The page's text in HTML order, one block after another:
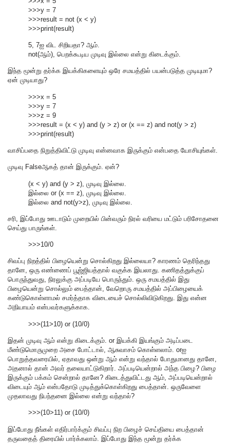
>>>y = 7
>>>result = not (x < y)
>>>print(result)
5, 7ஐ விட சிறியதா? ஆம்.
not(ஆம்), பெறக்கூடிய முடிவு இல்லை என்று கிடைக்கும்.
இந்த மூன்று தர்க்க இயக்கிகளையும் ஒரே சமயத்தில் பயன்படுத்த முடியுமா?
ஏன் முடியாது?
>>>x = 5
>>>y = 7
>>>z = 9
>>>result = (x < y) and (y > z) or (x == z) and not(y > z)
>>>print(result)
வாசிப்பதை நிறுத்திவிட்டு முடிவு என்னவாக இருக்கும் என்பதை யோசியுங்கள்.
முடிவு Falseஆகத் தான் இருக்கும். ஏன்?
(x < y) and (y > z), முடிவு இல்லை.
இல்லை or (x == z), முடிவு இல்லை.
இல்லை and not(y>z), முடிவு இல்லை.
சரி, இப்போது ஊடாடும் முறையில் பின்வரும் நிரல் வரியை மட்டும் பரிசோதனை
செய்து பாருங்கள்.
>>>10/0
சிவப்பு நிறத்தில் பிழையென்று சொல்கிறது இல்லையா? காரணம் தெரிந்தது
தானே, ஒரு எண்ணைப் பூஜ்ஜியத்தால் வகுக்க இயலாது. கணிதத்துக்குப்
பொருந்துவது, நிரலுக்கு அப்படியே பொருந்தும். ஒரு சமயத்தில் இது
பிழையென்று சொல்லும் பைத்தான், வேறொரு சமயத்தில் அப்பிழையைக்
கண்டுகொள்ளாமல் சமர்த்தாக விடையைச் சொல்லிவிடுகிறது. இது என்ன
அநியாயம் என்பவர்களுக்காக.
>>>(11>10) or (10/0)
இதன் முடிவு ஆம் என்று கிடைக்கும். or இயக்கி இயங்கும் அடிப்படை
மீண்டுமொருமுறை அசை போட்டால், ஆசுவாசம் கொள்ளலாம். orஐ
பொறுத்தவரையில், ஏதாவது ஒன்று ஆம் என்று வந்தால் போதுமானது தானே,
அதனால் தான் அவர் தலையாட்டுகிறார். அப்படியென்றால் அந்த பிழை? பிழை
இருக்கும் பக்கம் சென்றால் தானே? கிடைத்துவிட்டது ஆம், அப்படியென்றால்
விடையும் ஆம் என்பதோடு முடித்துக்கொள்கிறது பைத்தான். ஒருவேளை
முதலாவது நிபந்தனை இல்லை என்று வந்தால்?
>>>(10>11) or (10/0)
இப்போது நீங்கள் எதிர்பார்க்கும் சிவப்பு நிற பிழைச் செய்தியை பைத்தான்
தருவதைத் திரையில் பார்க்கலாம். இப்போது இந்த மூன்று தர்க்க